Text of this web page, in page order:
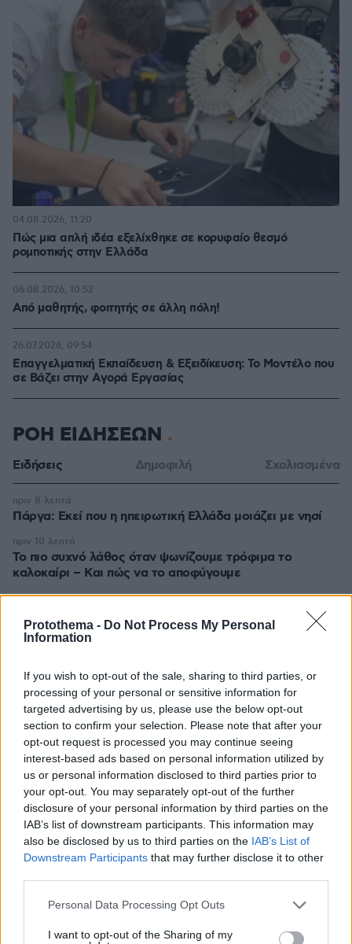
Protothema - Do Not Process My Personal
Information
If you wish to opt-out of the sale, sharing to third parties, or
processing of your personal or sensitive information for
targeted advertising by us, please use the below opt-out
section to confirm your selection. Please note that after your
opt-out request is processed you may continue seeing
interest-based ads based on personal information utilized by
us or personal information disclosed to third parties prior to
your opt-out. You may separately opt-out of the further
disclosure of your personal information by third parties on the
IAB’s list of downstream participants. This information may
also be disclosed by us to third parties on the IAB’s List of
Downstream Participants that may further disclose it to other
Please note that this website/app uses one or more Google
not limited to your visit or usage behaviour. You may click to
Personal Data Processing Opt Outs
I want to opt-out of the Sharing of my
Πώς μια απλή ιδέα εξελίχθηκε σε κορυφαίο θεσμό
ρομποτικής στην Ελλάδα
04.08.2026, 11:20
Από μαθητής, φοιτητής σε άλλη πόλη!
06.08.2026, 10:52
Επαγγελματική Εκπαίδευση & Εξειδίκευση: Το Mοντέλο που
σε Bάζει στην Aγορά Eργασίας
26.07.2026, 09:54
ΡΟΗ ΕΙΔΗΣΕΩΝ
Ειδήσεις Δημοφιλή Σχολιασμένα
Πάργα: Εκεί που η ηπειρωτική Ελλάδα μοιάζει με νησί
πριν 8 λεπτά
Το πιο συχνό λάθος όταν ψωνίζουμε τρόφιμα το
καλοκαίρι – Και πώς να το αποφύγουμε
πριν 10 λεπτά
αναπτυχθούν στη Ρωσία, λέει ο Ζελένσκι
πριν 10 λεπτά
Τα σοβαρά λάθη που κάνουμε και επηρεάζεται η υγεία
του σκύλου μας
Ο Τομ Χόλαντ δάκρυσε όταν είδε τη Ζεντάγια στον
«μυστικό» γάμο τους στην Αγγλία
πριν 33 λεπτά
«Μπαϊράκι» του Νετανιάχου, απορρίπτει το ειρηνευτικό
σχέδιο του Τραμπ για τη Γάζα: Δεν αποσύρουμε τον
στρατό μέχρι να αφοπλιστεί εντελώς η Χαμάς
Φωτιά στο Κορωπί, 112 στους κατοίκους για ετοιμότητα:
πριν 42 λεπτά
Διακοπές στο Ηράκλειο: Εξερευνώντας την πόλη και τα